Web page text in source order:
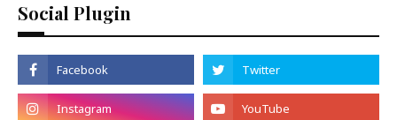
Social Plugin